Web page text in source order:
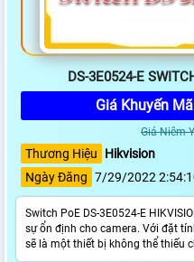
DS-3E0524-E
Giá Khuyến
Giá Niêm
Thương Hiệu
Hikvision
Ngày Đăng 7/29/2022
Switch PoE DS-3E0524-E
sự ổn định cho camera. Với đặt
sẽ là một thiết bị không thể thiếu